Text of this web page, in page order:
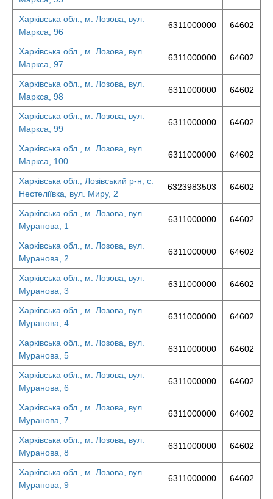
Харківська обл., м. Лозова, вул.
Маркса, 96
6311000000 64602
Харківська обл., м. Лозова, вул.
Маркса, 97
6311000000 64602
Харківська обл., м. Лозова, вул.
Маркса, 98
6311000000 64602
Харківська обл., м. Лозова, вул.
Маркса, 99
6311000000 64602
Харківська обл., м. Лозова, вул.
Маркса, 100
6311000000 64602
Харківська обл., Лозівський р-н, с.
Нестеліївка, вул. Миру, 2
6323983503 64602
Харківська обл., м. Лозова, вул.
Муранова, 1
6311000000 64602
Харківська обл., м. Лозова, вул.
Муранова, 2
6311000000 64602
Харківська обл., м. Лозова, вул.
Муранова, 3
6311000000 64602
Харківська обл., м. Лозова, вул.
Муранова, 4
6311000000 64602
Харківська обл., м. Лозова, вул.
Муранова, 5
6311000000 64602
Харківська обл., м. Лозова, вул.
Муранова, 6
6311000000 64602
Харківська обл., м. Лозова, вул.
Муранова, 7
6311000000 64602
Харківська обл., м. Лозова, вул.
Муранова, 8
6311000000 64602
Харківська обл., м. Лозова, вул.
Муранова, 9
6311000000 64602